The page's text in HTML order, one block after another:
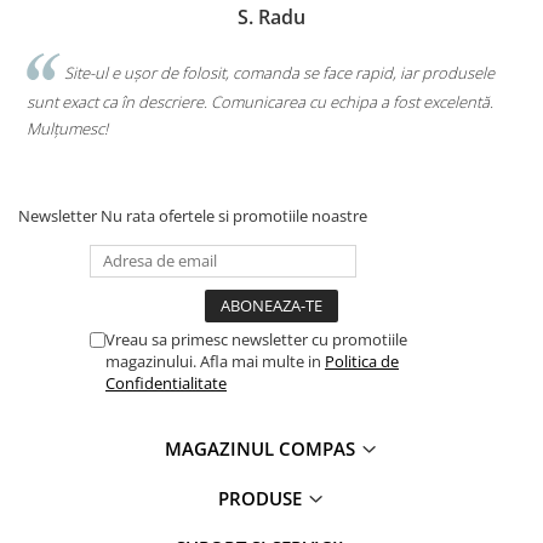
Literatură modernă și
contemporană
Thriller și mister
Young adult
Romane de dragoste
Romane ilustrate
Dezvoltare personală și non-
Biografii și memorii
S. Radu
Site-ul e ușor de folosit, comanda se face rapid, iar produsele
sunt exact ca în descriere. Comunicarea cu echipa a fost excelentă.
Mulțumesc!
Newsletter Nu rata ofertele si promotiile noastre
Vreau sa primesc newsletter cu promotiile
magazinului. Afla mai multe in Politica de
Confidentialitate
MAGAZINUL COMPAS
PRODUSE